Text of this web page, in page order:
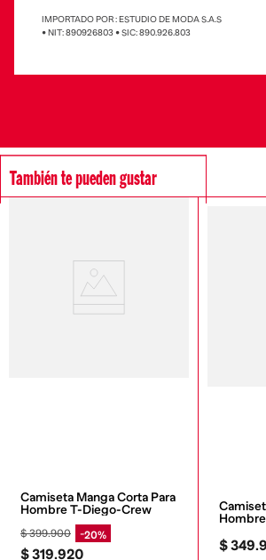
IMPORTADO POR : ESTUDIO DE MODA S.A.S
• NIT: 890926803 • SIC: 890.926.803
También te pueden gustar
Camiseta Manga Corta Para
Hombre T-Diego-Crew
$399.900 20%
$319.920
$349.